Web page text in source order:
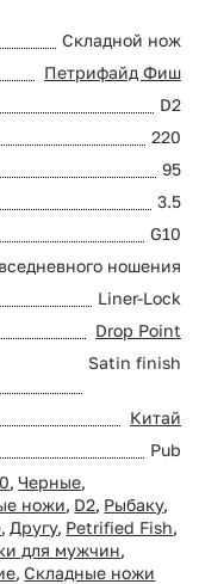
Складной нож
Петрифайд Фиш
D2
220
95
3.5
G10
ношения
Liner-Lock
Drop Point
Satin finish
Китай
Pub
, Черные,
ножи, D2, Рыбаку,
, Другу, Petrified Fish,
для мужчин,
, Складные ножи